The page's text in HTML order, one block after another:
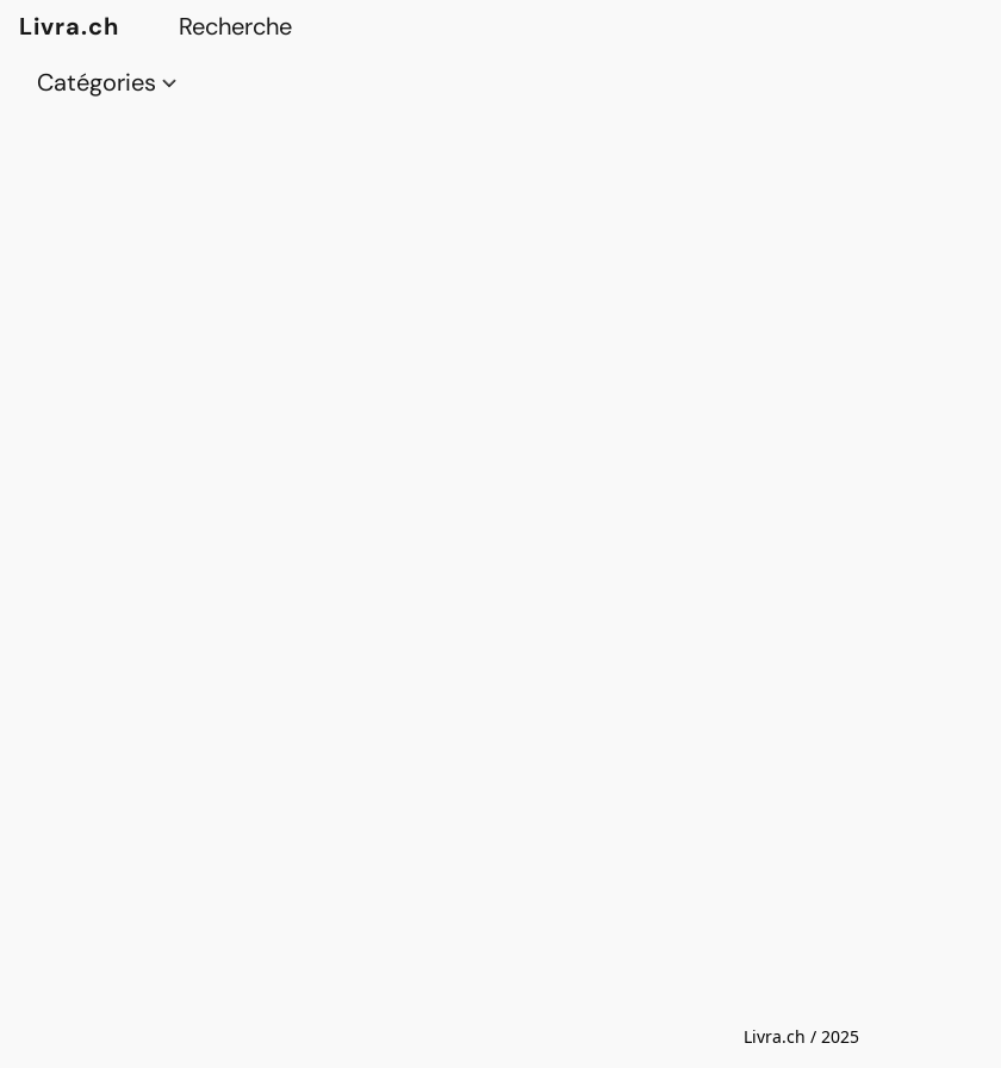
Livra.ch
Catégories
Livra.ch / 2025